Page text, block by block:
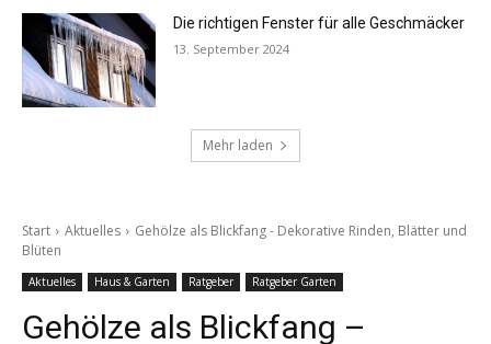
Die richtigen Fenster für alle Geschmäcker
13. September 2024
Mehr laden